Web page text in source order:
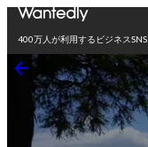
400万人が利用するビジネスSNS